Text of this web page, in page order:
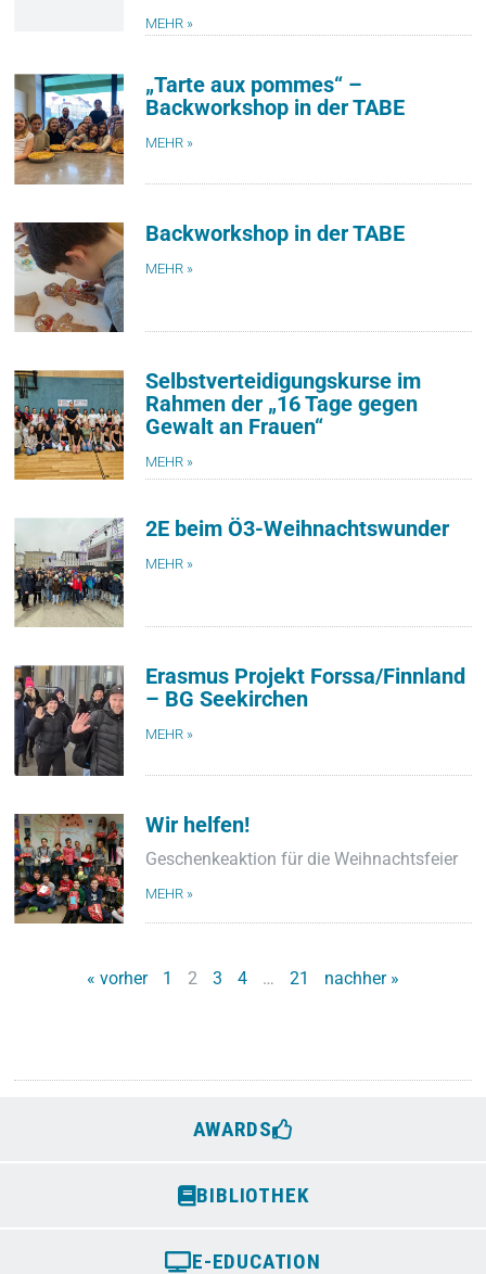
MEHR »
„Tarte aux pommes“ –
Backworkshop in der TABE
MEHR »
Backworkshop in der TABE
MEHR »
Selbstverteidigungskurse im
Rahmen der „16 Tage gegen
Gewalt an Frauen“
MEHR »
2E beim Ö3-Weihnachtswunder
MEHR »
Erasmus Projekt Forssa/Finnland
– BG Seekirchen
MEHR »
Wir helfen!
Geschenkeaktion für die Weihnachtsfeier
MEHR »
« vorher 1 2 3 4 … 21 nachher »
AWARDS
BIBLIOTHEK
E-EDUCATION